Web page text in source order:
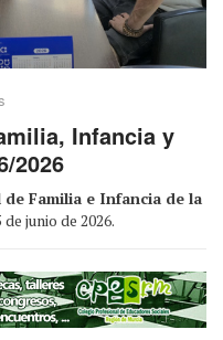
Infancia y
2026
de Familia e Infancia de la
junio de 2026.